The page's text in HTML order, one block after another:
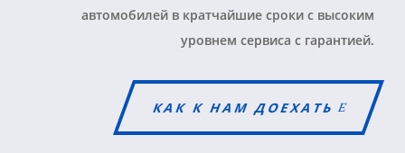
автомобилей в кратчайшие сроки с высоким
уровнем сервиса с гарантией.
КАК К НАМ ДОЕХАТЬ